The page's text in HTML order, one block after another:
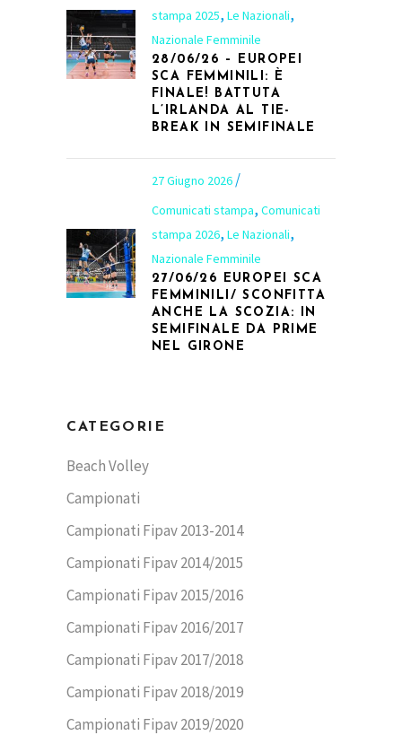
stampa 2025, Le Nazionali,
Nazionale Femminile
28/06/26 – EUROPEI
SCA FEMMINILI: È
FINALE! BATTUTA
L’IRLANDA AL TIE-
BREAK IN SEMIFINALE
27 Giugno 2026
Comunicati stampa, Comunicati
stampa 2026, Le Nazionali,
Nazionale Femminile
27/06/26 EUROPEI SCA
FEMMINILI/ SCONFITTA
ANCHE LA SCOZIA: IN
SEMIFINALE DA PRIME
NEL GIRONE
CATEGORIE
Beach Volley
Campionati
Campionati Fipav 2013-2014
Campionati Fipav 2014/2015
Campionati Fipav 2015/2016
Campionati Fipav 2016/2017
Campionati Fipav 2017/2018
Campionati Fipav 2018/2019
Campionati Fipav 2019/2020